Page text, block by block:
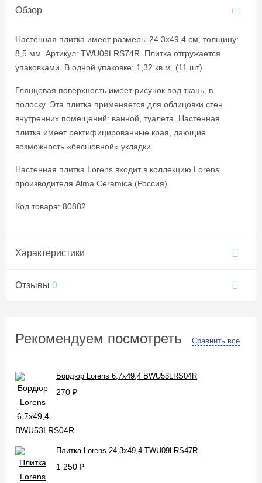
Обзор
Настенная плитка имеет размеры 24,3x49,4 см, толщину:
8,5 мм. Артикул: TWU09LRS74R. Плитка отгружается
упаковками. В одной упаковке: 1,32 кв.м. (11 шт).
Глянцевая поверхность имеет рисунок под ткань, в
полоску. Эта плитка применяется для облицовки стен
внутренних помещений: ванной, туалета. Настенная
плитка имеет ректифицированные края, дающие
возможность «бесшовной» укладки.
Настенная плитка Lorens входит в коллекцию Lorens
производителя Alma Ceramica (Россия).
Код товара: 80882
Характеристики
Отзывы 0
Рекомендуем посмотреть Сравнить все
Бордюр Lorens 6,7x49,4 BWU53LRS04R
270 ₽
Плитка Lorens 24,3x49,4 TWU09LRS47R
1 250 ₽